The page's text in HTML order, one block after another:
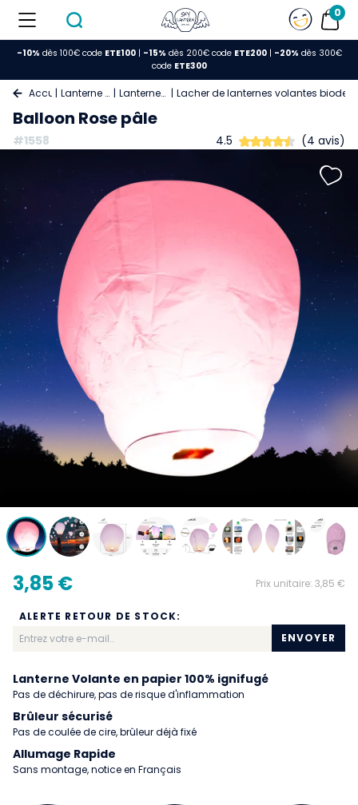
0
-10% dès 100€ code ETE100| -15% dès 200€ code ETE200| -20% dès 300€
code ETE300
Accueil Lanterne Volante Lanterne Celeste Lacher de lanternes volantes
Balloon Rose pâle
#1558 4.5 (4 avis)
3,85 € Prix unitaire: 3,85 €
ALERTE RETOUR DE STOCK:
ENVOYER
Lanterne Volante en papier 100% ignifugé
Pas de déchirure, pas de risque d'inflammation
Brûleur sécurisé
Pas de coulée de cire, brûleur déjà fixé
Allumage Rapide
Sans montage, notice en Français